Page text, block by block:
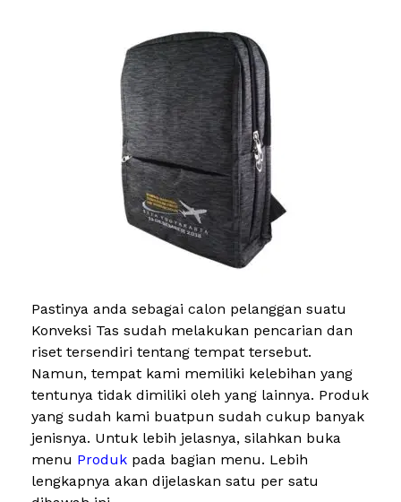
Pastinya anda sebagai calon pelanggan suatu
Konveksi Tas sudah melakukan pencarian dan
riset tersendiri tentang tempat tersebut.
Namun, tempat kami memiliki kelebihan yang
tentunya tidak dimiliki oleh yang lainnya. Produk
yang sudah kami buatpun sudah cukup banyak
jenisnya. Untuk lebih jelasnya, silahkan buka
menu Produk pada bagian menu. Lebih
lengkapnya akan dijelaskan satu per satu